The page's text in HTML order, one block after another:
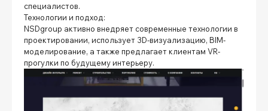
специалистов.
Технологии и подход:
NSDgroup активно внедряет современные технологии в
проектировании, использует 3D-визуализацию, BIM-
моделирование, а также предлагает клиентам VR-
прогулки по будущему интерьеру.